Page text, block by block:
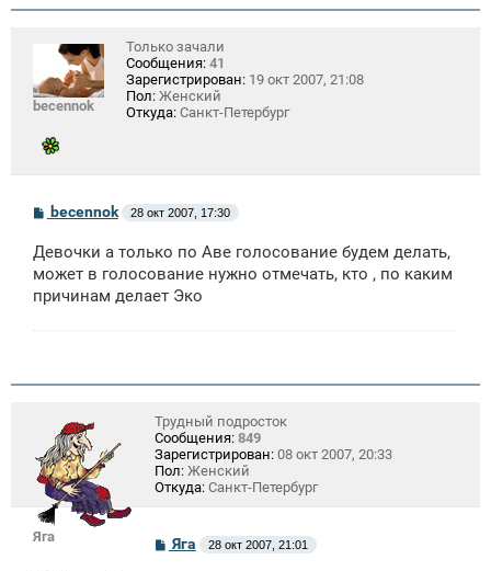
becennok
Только зачали
Сообщения: 41
Зарегистрирован: 19 окт 2007, 21:08
Пол: Женский
Откуда: Санкт-Петербург
С
б
щ
н
becennok 28 окт 2007, 17:30
Девочки а только по Аве голосование будем делать,
может в голосование нужно отмечать, кто , по каким
причинам делает Эко
Яга
Трудный подросток
Сообщения: 849
Зарегистрирован: 08 окт 2007, 20:33
Пол: Женский
Откуда: Санкт-Петербург
С
о
Яга 28 окт 2007, 21:01